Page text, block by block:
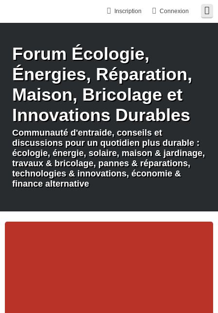
Connexion
Inscription
Forum Écologie,
Énergies, Réparation,
Maison, Bricolage et
Innovations Durables
Communauté d'entraide, conseils et
discussions pour un quotidien plus durable :
écologie, énergie, solaire, maison & jardinage,
travaux & bricolage, pannes & réparations,
technologies & innovations, économie &
finance alternative